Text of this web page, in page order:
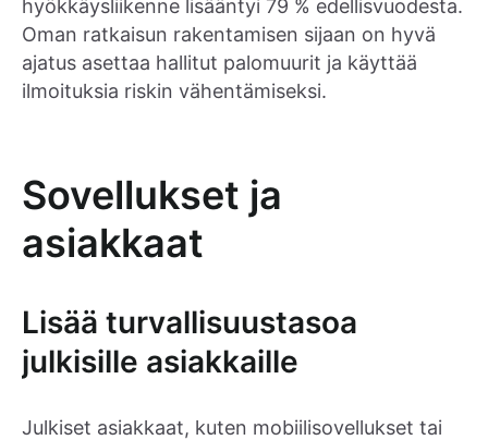
hyökkäysliikenne lisääntyi 79 % edellisvuodesta.
Oman ratkaisun rakentamisen sijaan on hyvä
ajatus asettaa hallitut palomuurit ja käyttää
ilmoituksia riskin vähentämiseksi.
Sovellukset ja
asiakkaat
Lisää turvallisuustasoa
julkisille asiakkaille
Julkiset asiakkaat, kuten mobiilisovellukset tai